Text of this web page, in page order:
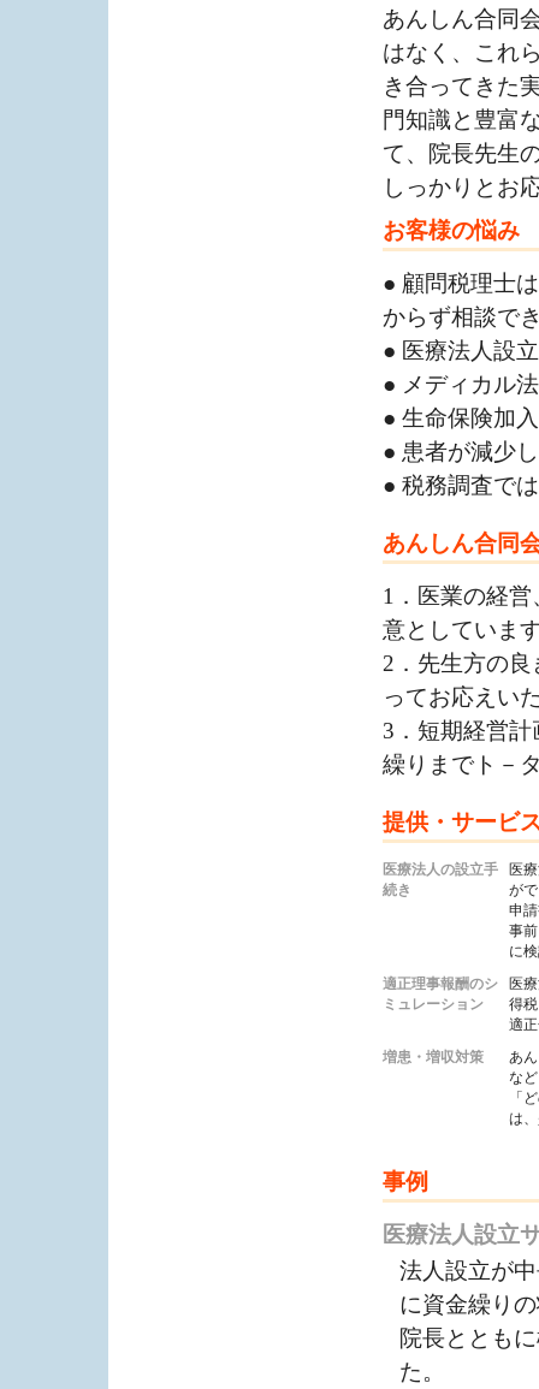
あんしん合同
はなく、これ
き合ってきた
門知識と豊富
て、院長先生
しっかりとお
お客様の悩み
● 顧問税理士
からず相談で
● 医療法人設
● メディカル
● 生命保険加
● 患者が減少
● 税務調査で
あんしん合同
1．医業の経
意としていま
2．先生方の
ってお応えい
3．短期経営
繰りまでト－
提供・サービ
医療法人の設立手
続き
医
が
申
事
に
適正理事報酬のシ
ミュレーション
医
得
適
増患・増収対策
あ
な
「
は
事例
医療法人設立
法人設立が
に資金繰り
院長ととも
た。